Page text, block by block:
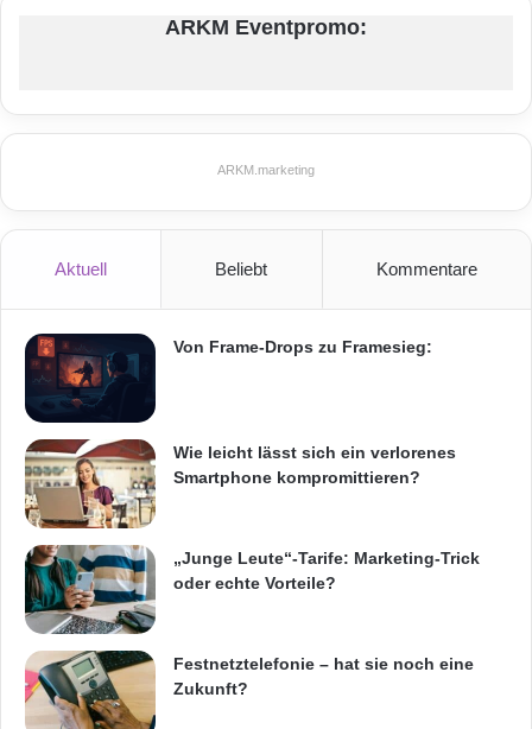
ARKM Eventpromo:
ARKM.marketing
Aktuell Beliebt Kommentare
Von Frame-Drops zu Framesieg:
Wie leicht lässt sich ein verlorenes
Smartphone kompromittieren?
„Junge Leute“-Tarife: Marketing-Trick
oder echte Vorteile?
Festnetztelefonie – hat sie noch eine
Zukunft?